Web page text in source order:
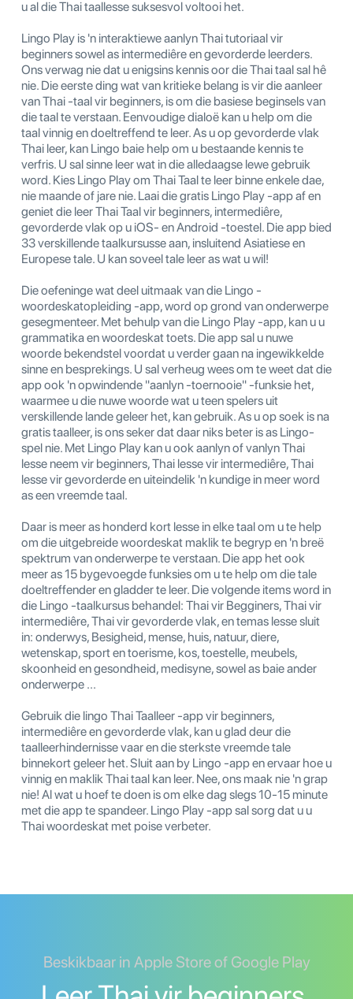
u al die Thai taallesse suksesvol voltooi het.
Lingo Play is 'n interaktiewe aanlyn Thai tutoriaal vir
beginners sowel as intermediêre en gevorderde leerders.
Ons verwag nie dat u enigsins kennis oor die Thai taal sal hê
nie. Die eerste ding wat van kritieke belang is vir die aanleer
van Thai -taal vir beginners, is om die basiese beginsels van
die taal te verstaan. Eenvoudige dialoë kan u help om die
taal vinnig en doeltreffend te leer. As u op gevorderde vlak
Thai leer, kan Lingo baie help om u bestaande kennis te
verfris. U sal sinne leer wat in die alledaagse lewe gebruik
word. Kies Lingo Play om Thai Taal te leer binne enkele dae,
nie maande of jare nie. Laai die gratis Lingo Play -app af en
geniet die leer Thai Taal vir beginners, intermediêre,
gevorderde vlak op u iOS- en Android -toestel. Die app bied
33 verskillende taalkursusse aan, insluitend Asiatiese en
Europese tale. U kan soveel tale leer as wat u wil!
Die oefeninge wat deel uitmaak van die Lingo -
woordeskatopleiding -app, word op grond van onderwerpe
gesegmenteer. Met behulp van die Lingo Play -app, kan u u
grammatika en woordeskat toets. Die app sal u nuwe
woorde bekendstel voordat u verder gaan na ingewikkelde
sinne en besprekings. U sal verheug wees om te weet dat die
app ook 'n opwindende "aanlyn -toernooie" -funksie het,
waarmee u die nuwe woorde wat u teen spelers uit
verskillende lande geleer het, kan gebruik. As u op soek is na
gratis taalleer, is ons seker dat daar niks beter is as Lingo-
spel nie. Met Lingo Play kan u ook aanlyn of vanlyn Thai
lesse neem vir beginners, Thai lesse vir intermediêre, Thai
lesse vir gevorderde en uiteindelik 'n kundige in meer word
as een vreemde taal.
Daar is meer as honderd kort lesse in elke taal om u te help
om die uitgebreide woordeskat maklik te begryp en 'n breë
spektrum van onderwerpe te verstaan. Die app het ook
meer as 15 bygevoegde funksies om u te help om die tale
doeltreffender en gladder te leer. Die volgende items word in
die Lingo -taalkursus behandel: Thai vir Begginers, Thai vir
intermediêre, Thai vir gevorderde vlak, en temas lesse sluit
in: onderwys, Besigheid, mense, huis, natuur, diere,
wetenskap, sport en toerisme, kos, toestelle, meubels,
skoonheid en gesondheid, medisyne, sowel as baie ander
onderwerpe ...
Gebruik die lingo Thai Taalleer -app vir beginners,
intermediêre en gevorderde vlak, kan u glad deur die
taalleerhindernisse vaar en die sterkste vreemde tale
binnekort geleer het. Sluit aan by Lingo -app en ervaar hoe u
vinnig en maklik Thai taal kan leer. Nee, ons maak nie 'n grap
nie! Al wat u hoef te doen is om elke dag slegs 10-15 minute
met die app te spandeer. Lingo Play -app sal sorg dat u u
Thai woordeskat met poise verbeter.
Beskikbaar in Apple Store of Google Play